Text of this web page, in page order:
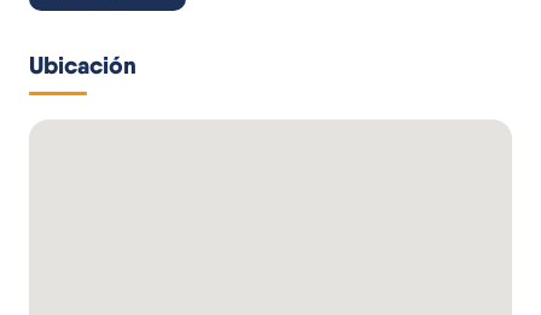
Ubicación